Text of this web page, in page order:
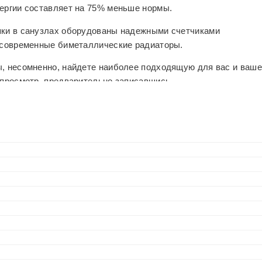
составляет на 75% меньше нормы.
в санузлах оборудованы надежными счетчиками
биметаллические радиаторы.
несомненно, найдете наиболее подходящую для вас и
предварительно записавшись.